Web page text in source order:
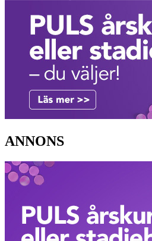
ANNONS